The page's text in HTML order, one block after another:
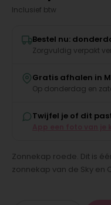
Inclusief btw
Bestel nu:
Zorgvuldig verpakt
Gratis afhalen in
Op donderdag en
Twijfel je of dit
Zonnekap roede. Dit is
zonnekap van de Sky en